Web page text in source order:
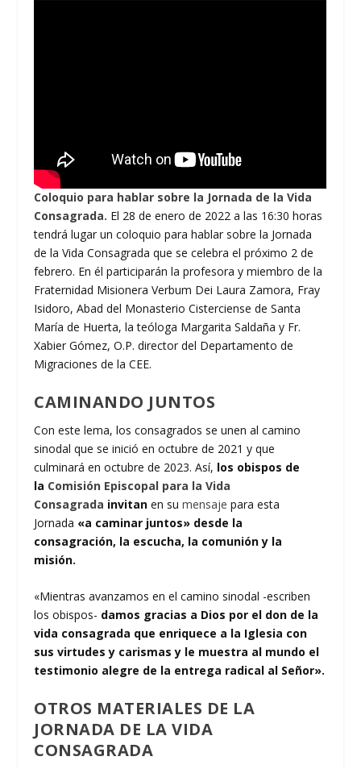
Coloquio para hablar sobre la Jornada de la Vida
Consagrada. El 28 de enero de 2022 a las 16:30 horas
tendrá lugar un coloquio para hablar sobre la Jornada
de la Vida Consagrada que se celebra el próximo 2 de
febrero. En él participarán la profesora y miembro de la
Fraternidad Misionera Verbum Dei Laura Zamora, Fray
Isidoro, Abad del Monasterio Cisterciense de Santa
María de Huerta, la teóloga Margarita Saldaña y Fr.
Xabier Gómez, O.P. director del Departamento de
Migraciones de la CEE.
CAMINANDO JUNTOS
Con este lema, los consagrados se unen al camino
sinodal que se inició en octubre de 2021 y que
culminará en octubre de 2023. Así, los obispos de
la Comisión Episcopal para la Vida
Consagrada invitan en sumensaje para esta
Jornada «a caminar juntos» desde la
consagración, la escucha, la comunión y la
misión.
«Mientras avanzamos en el camino sinodal -escriben
los obispos- damos gracias a Dios por el don de la
vida consagrada que enriquece a la Iglesia con
sus virtudes y carismas y le muestra al mundo el
testimonio alegre de la entrega radical al Señor».
OTROS MATERIALES DE LA
JORNADA DE LA VIDA
CONSAGRADA